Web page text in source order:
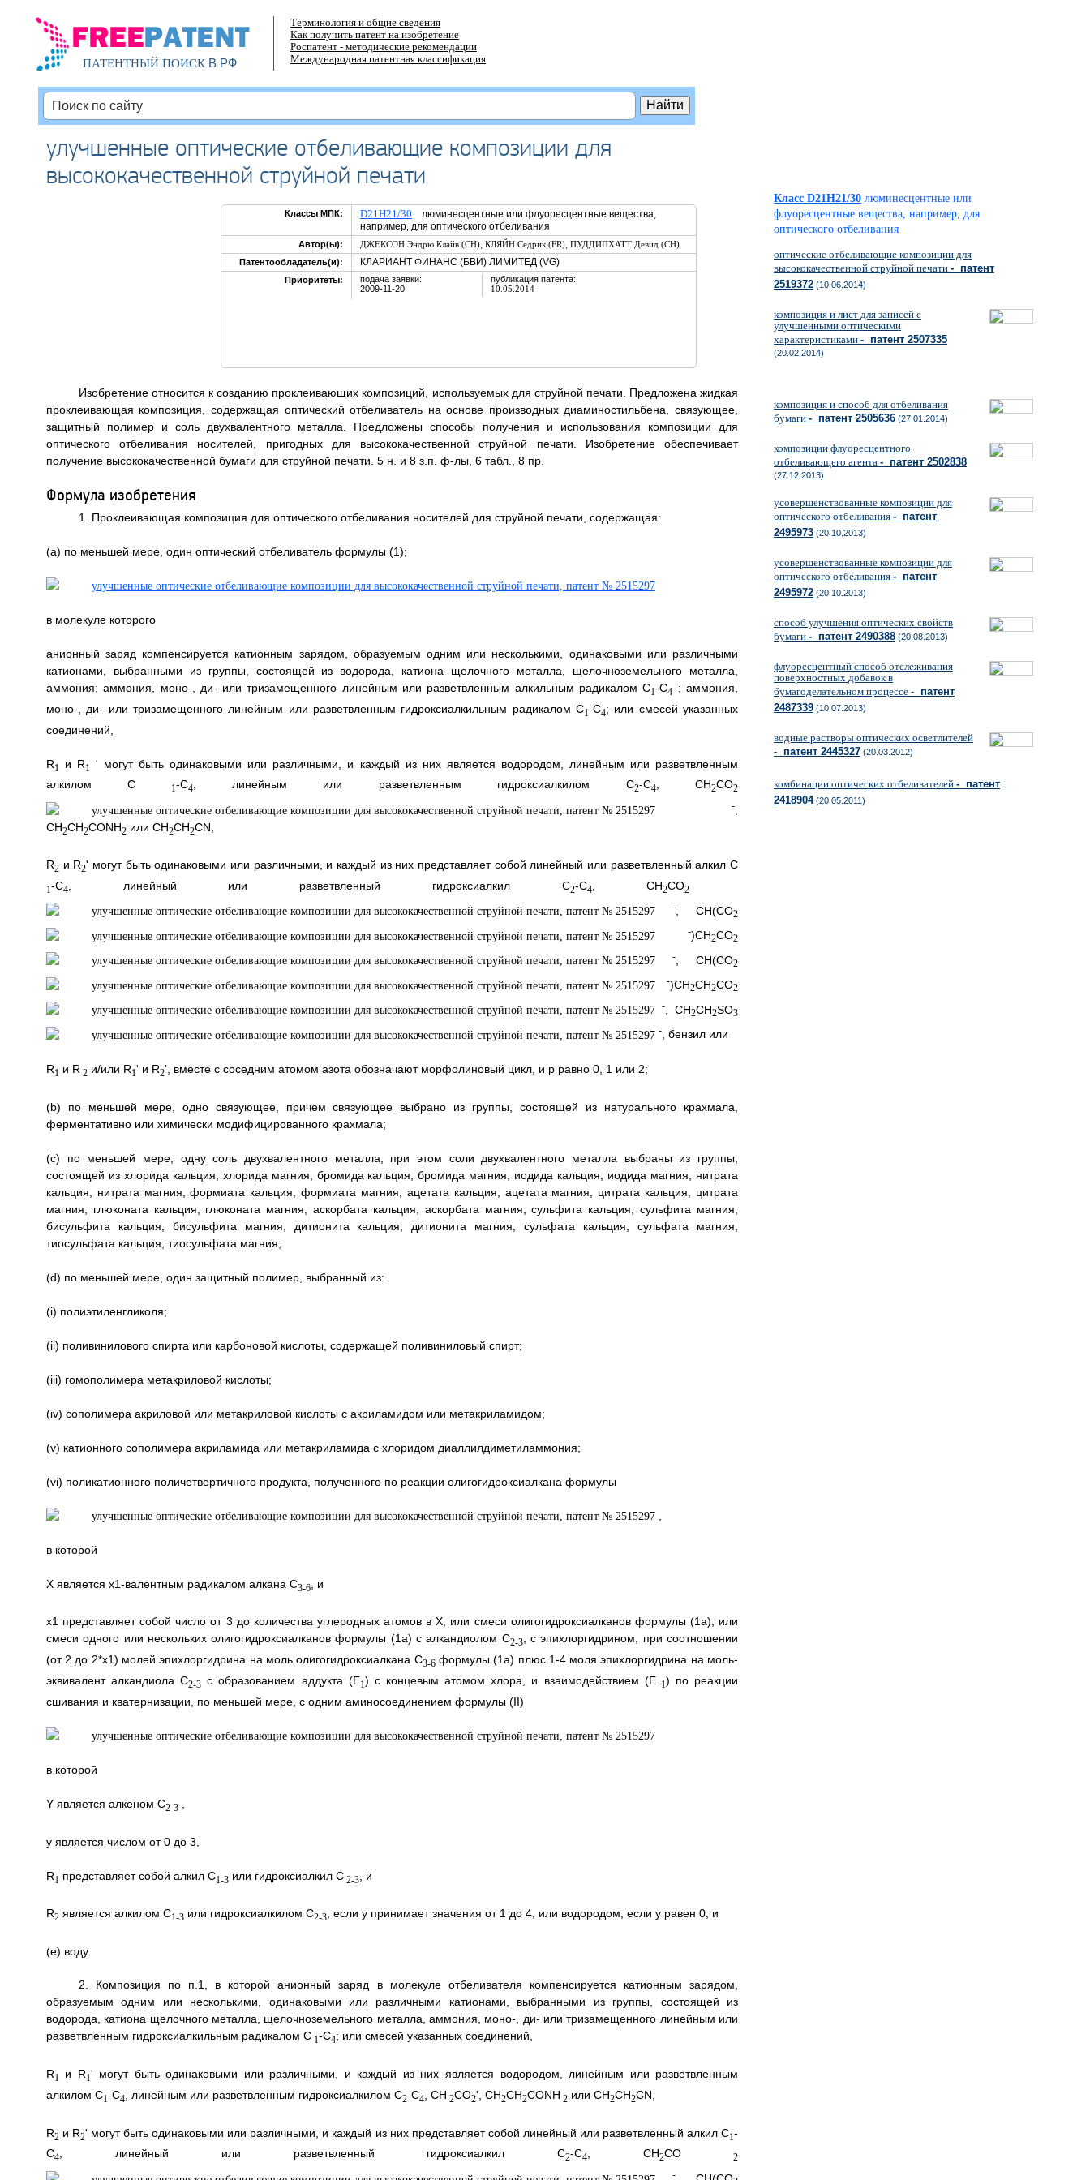
ПАТЕНТНЫЙ ПОИСКВ РФ
Терминология и общие сведения
Как получить патент на изобретение
Роспатент - методические рекомендации
Международная патентная классификация
улучшенные оптические отбеливающие композиции для
высококачественной струйной печати
Классы МПК: D21H21/30 люминесцентные или флуоресцентные вещества,
например, для оптического отбеливания
Автор(ы): ДЖЕКСОН Эндрю Клайв (CH), КЛЯЙН Седрик (FR), ПУДДИПХАТТ Девид (CH)
Патентообладатель(и):
КЛАРИАНТ ФИНАНС (БВИ) ЛИМИТЕД (VG)
Приоритеты:
подача заявки:
2009-11-20
публикация патента:
10.05.2014
Изобретение относится к созданию проклеивающих композиций, используемых для струйной печати. Предложена жидкая
проклеивающая композиция, содержащая оптический отбеливатель на основе производных диаминостильбена, связующее,
защитный полимер и соль двухвалентного металла. Предложены способы получения и использования композиции для
оптического отбеливания носителей, пригодных для высококачественной струйной печати. Изобретение обеспечивает
получение высококачественной бумаги для струйной печати. 5 н. и 8 з.п. ф-лы, 6 табл., 8 пр.
Формула изобретения
1. Проклеивающая композиция для оптического отбеливания носителей для струйной печати, содержащая:
(а) по меньшей мере, один оптический отбеливатель формулы (1);
в молекуле которого
анионный заряд компенсируется катионным зарядом, образуемым одним или несколькими, одинаковыми или различными
катионами, выбранными из группы, состоящей из водорода, катиона щелочного металла, щелочноземельного металла,
аммония; аммония, моно-, ди- или тризамещенного линейным или разветвленным алкильным радикалом C1-C4
; аммония,
моно-, ди- или тризамещенного линейным или разветвленным гидроксиалкильным радикалом C1 -C4; или смесей указанных
соединений,
R1 и R1
' могут быть одинаковыми или различными, и каждый из них является водородом, линейным или разветвленным
алкилом C 1-C4, линейным или разветвленным гидроксиалкилом С2-С4, СН2СO2
-
CH2CH2CONH2или CH2CH2CN,
R2и R2' могут быть одинаковыми или различными, и каждый из них представляет собой линейный или разветвленный алкил C
1-C4, линейный или разветвленный гидроксиалкил С2-С4, СН2СO2
-, СН(СO2
-)СН2СO2
-, СН(СO2
-)СН2СН2СO2
-, СН2СН2SО3
-, бензил или
R1 и R2и/или R1 ' и R2', вместе с соседним атомом азота обозначают морфолиновый цикл, и p равно 0, 1 или 2;
(b) по меньшей мере, одно связующее, причем связующее выбрано из группы, состоящей из натурального крахмала,
ферментативно или химически модифицированного крахмала;
(c) по меньшей мере, одну соль двухвалентного металла, при этом соли двухвалентного металла выбраны из группы,
состоящей из хлорида кальция, хлорида магния, бромида кальция, бромида магния, иодида кальция, иодида магния, нитрата
кальция, нитрата магния, формиата кальция, формиата магния, ацетата кальция, ацетата магния, цитрата кальция, цитрата
магния, глюконата кальция, глюконата магния, аскорбата кальция, аскорбата магния, сульфита кальция, сульфита магния,
бисульфита кальция, бисульфита магния, дитионита кальция, дитионита магния, сульфата кальция, сульфата магния,
тиосульфата кальция, тиосульфата магния;
(d) по меньшей мере, один защитный полимер, выбранный из:
(i) полиэтиленгликоля;
(ii) поливинилового спирта или карбоновой кислоты, содержащей поливиниловый спирт;
(iii) гомополимера метакриловой кислоты;
(iv) сополимера акриловой или метакриловой кислоты с акриламидом или метакриламидом;
(v) катионного сополимера акриламида или метакриламида с хлоридом диаллилдиметиламмония;
(vi) поликатионного поличетвертичного продукта, полученного по реакции олигогидроксиалкана формулы
,
в которой
Х является x1-валентным радикалом алкана С3-6, и
х1 представляет собой число от 3 до количества углеродных атомов в X, или смеси олигогидроксиалканов формулы (1а), или
смеси одного или нескольких олигогидроксиалканов формулы (1а) с алкандиолом С2-3, с эпихлоргидрином, при соотношении
(от 2 до 2*х1) молей эпихлоргидрина на моль олигогидроксиалкана С3-6формулы (1а) плюс 1-4 моля эпихлоргидрина на моль-
эквивалент алкандиола C2-3 с образованием аддукта (E1) с концевым атомом хлора, и взаимодействием (E1) по реакции
сшивания и кватернизации, по меньшей мере, с одним аминосоединением формулы (II)
в которой
Y является алкеном С2-3,
y является числом от 0 до 3,
R1 представляет собой алкил C1-3или гидроксиалкил С2-3, и
R2является алкилом C1-3или гидроксиалкилом C2-3, если у принимает значения от 1 до 4, или водородом, если у равен 0; и
(е) воду.
2. Композиция по п.1, в которой анионный заряд в молекуле отбеливателя компенсируется катионным зарядом,
образуемым одним или несколькими, одинаковыми или различными катионами, выбранными из группы, состоящей из
водорода, катиона щелочного металла, щелочноземельного металла, аммония, моно-, ди- или тризамещенного линейным или
разветвленным гидроксиалкильным радикалом C1-C4; или смесей указанных соединений,
R1 и R1' могут быть одинаковыми или различными, и каждый из них является водородом, линейным или разветвленным
алкилом C1 -C4 , линейным или разветвленным гидроксиалкилом С2-С4 , СН 2СО2', СН2СН2СОNH 2или CH2CH2CN,
R2и R2' могут быть одинаковыми или различными, и каждый из них представляет собой линейный или разветвленный алкил C1-
C4, линейный или разветвленный гидроксиалкил C2-C4, CH2CO 2
-
Класс D21H21/30 люминесцентные или
флуоресцентные вещества, например, для
оптического отбеливания
оптические отбеливающие композиции для
высококачественной струйной печати - патент
2519372 (10.06.2014)
композиция и лист для записей с
улучшенными оптическими
характеристиками - патент 2507335
(20.02.2014)
композиция и способ для отбеливания
бумаги - патент 2505636 (27.01.2014)
композиции флуоресцентного
отбеливающего агента - патент 2502838
(27.12.2013)
усовершенствованные композиции для
оптического отбеливания - патент
2495973 (20.10.2013)
усовершенствованные композиции для
оптического отбеливания - патент
2495972 (20.10.2013)
способ улучшения оптических свойств
бумаги - патент 2490388 (20.08.2013)
флуоресцентный способ отслеживания
поверхностных добавок в
бумагоделательном процессе - патент
2487339 (10.07.2013)
водные растворы оптических осветлителей
- патент 2445327 (20.03.2012)
комбинации оптических отбеливателей - патент
2418904(20.05.2011)